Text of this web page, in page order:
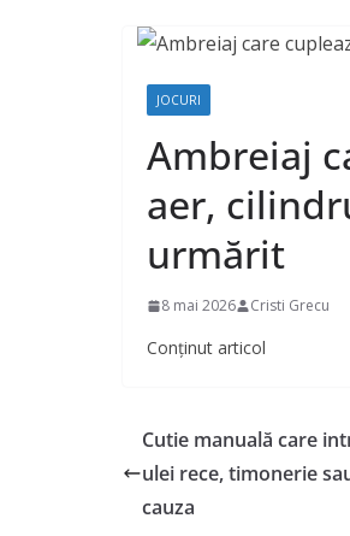
JOCURI
Ambreiaj
aer,
urmărit
8 mai 2026 Cristi Grecu
Conținut articol
Cutie manuală care
ulei rece, timonerie
cauza